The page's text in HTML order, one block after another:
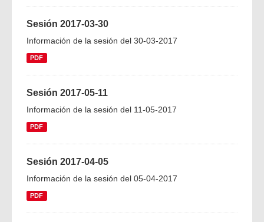
Sesión 2017-03-30
Información de la sesión del 30-03-2017
PDF
Sesión 2017-05-11
Información de la sesión del 11-05-2017
PDF
Sesión 2017-04-05
Información de la sesión del 05-04-2017
PDF